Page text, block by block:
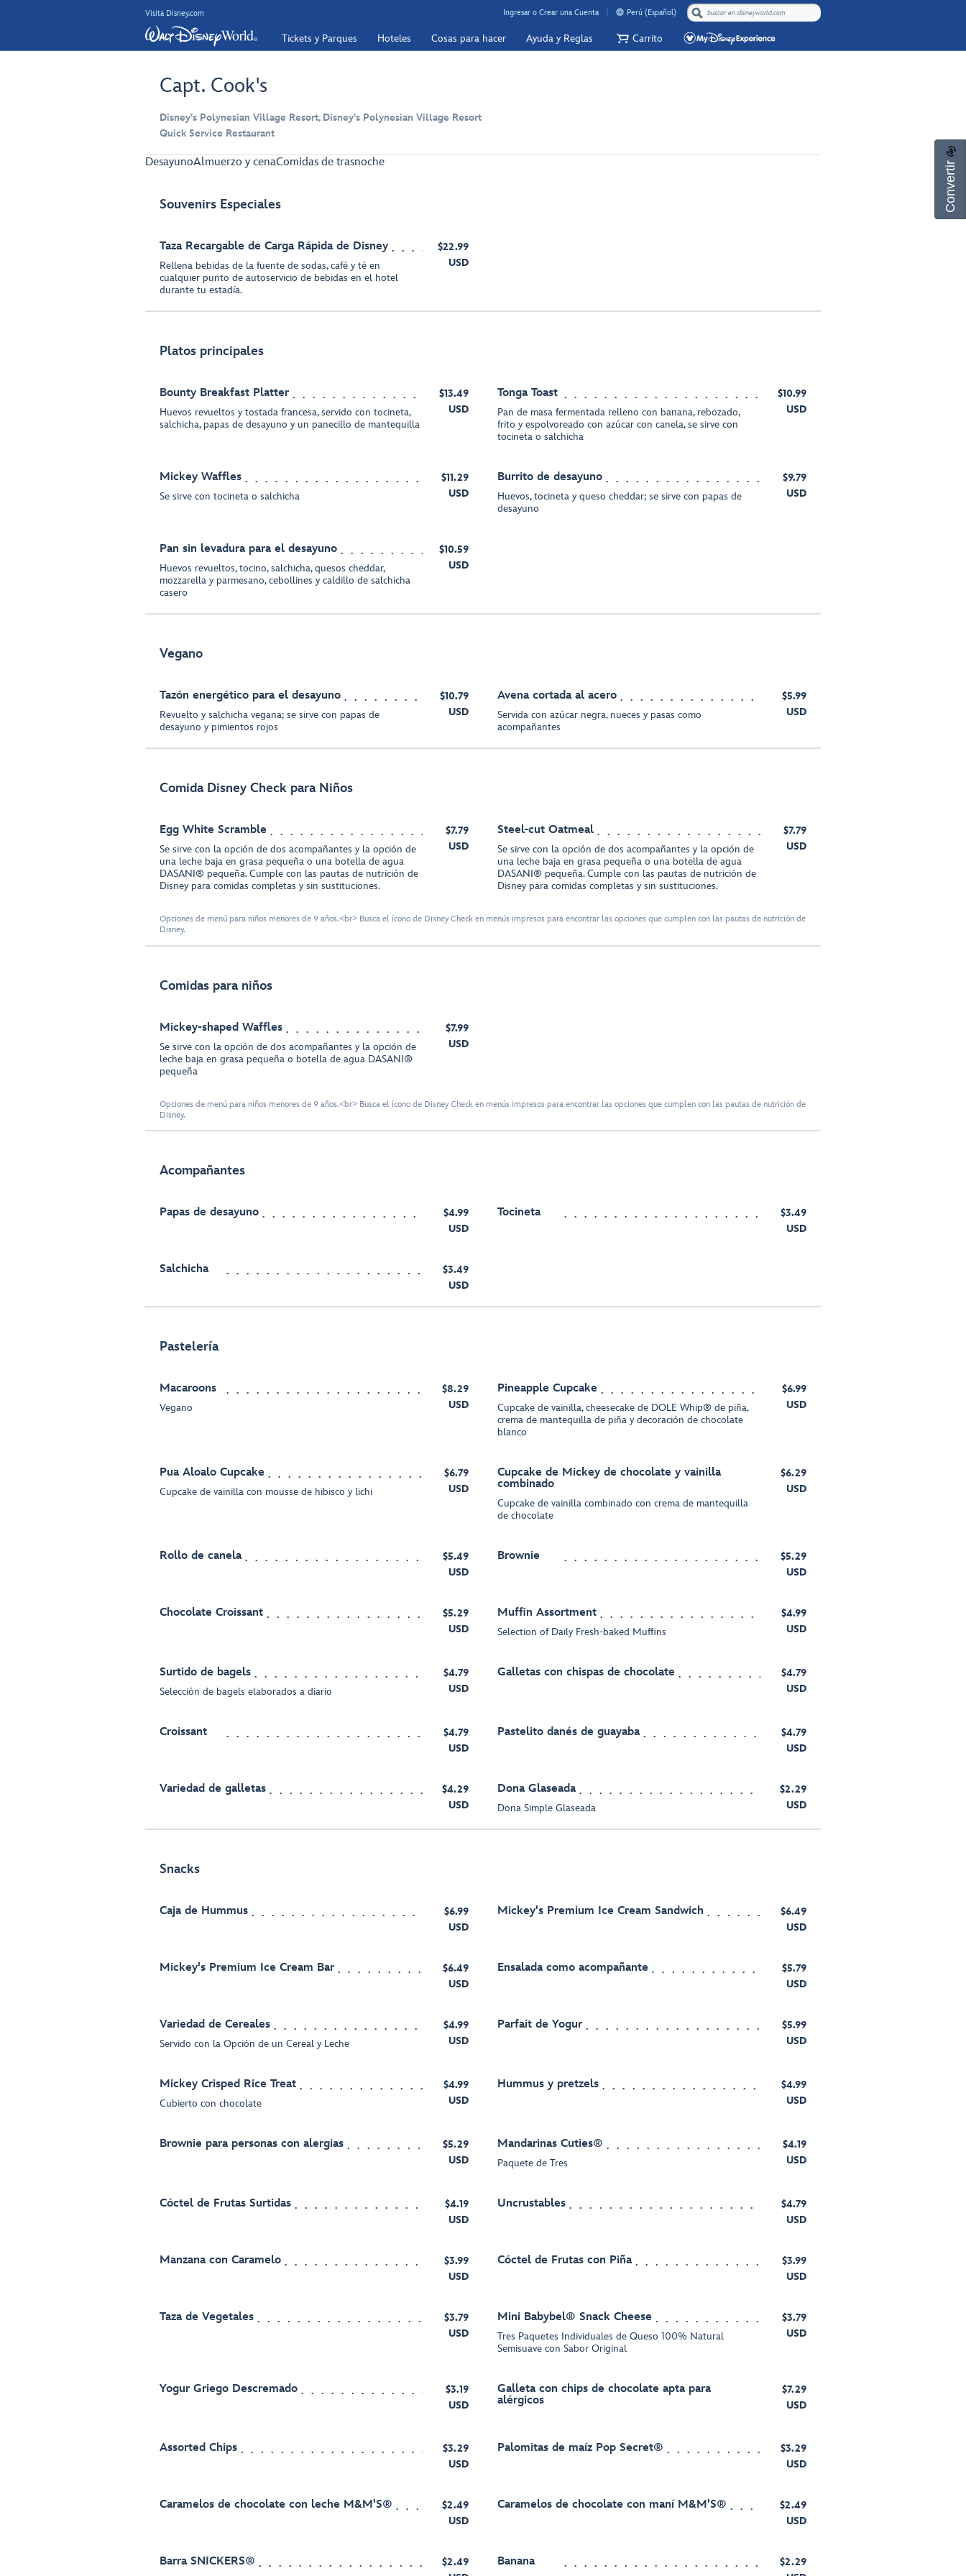
Visita Disney.com Ingresar o Crear una Cuenta Perú (Español)
Tickets y Parques Hoteles Cosas para hacer Ayuda y Reglas Carrito
Capt. Cook's
Disney's Polynesian Village Resort, Disney's Polynesian Village Resort
Quick Service Restaurant
DesayunoAlmuerzo y cenaComidas de trasnoche
Souvenirs Especiales
Taza Recargable de Carga Rápida de Disney
Rellena bebidas de la fuente de sodas, café y té en
cualquier punto de autoservicio de bebidas en el hotel
durante tu estadía.
$22.99
USD
Platos principales
Bounty Breakfast Platter
Huevos revueltos y tostada francesa, servido con tocineta,
salchicha, papas de desayuno y un panecillo de mantequilla
$13.49
USD
Tonga Toast
Pan de masa fermentada relleno con banana, rebozado,
frito y espolvoreado con azúcar con canela, se sirve con
tocineta o salchicha
$10.99
USD
Mickey Waffles
Se sirve con tocineta o salchicha
$11.29
USD
Burrito de desayuno
Huevos, tocineta y queso cheddar; se sirve con papas de
desayuno
$9.79
USD
Pan sin levadura para el desayuno
Huevos revueltos, tocino, salchicha, quesos cheddar,
mozzarella y parmesano, cebollines y caldillo de salchicha
casero
$10.59
USD
Vegano
Tazón energético para el desayuno
Revuelto y salchicha vegana; se sirve con papas de
desayuno y pimientos rojos
$10.79
USD
Avena cortada al acero
Servida con azúcar negra, nueces y pasas como
acompañantes
$5.99
USD
Comida Disney Check para Niños
Egg White Scramble
Se sirve con la opción de dos acompañantes y la opción de
una leche baja en grasa pequeña o una botella de agua
DASANI® pequeña. Cumple con las pautas de nutrición de
Disney para comidas completas y sin sustituciones.
$7.79
USD
Steel-cut Oatmeal
Se sirve con la opción de dos acompañantes y la opción de
una leche baja en grasa pequeña o una botella de agua
DASANI® pequeña. Cumple con las pautas de nutrición de
Disney para comidas completas y sin sustituciones.
$7.79
USD
Opciones de menú para niños menores de 9 años.<br> Busca el ícono de Disney Check en menús impresos para encontrar las opciones que cumplen con las pautas de nutrición de
Disney.
Comidas para niños
Mickey-shaped Waffles
Se sirve con la opción de dos acompañantes y la opción de
leche baja en grasa pequeña o botella de agua DASANI®
pequeña
$7.99
USD
Opciones de menú para niños menores de 9 años.<br> Busca el ícono de Disney Check en menús impresos para encontrar las opciones que cumplen con las pautas de nutrición de
Disney.
Acompañantes
Papas de desayuno
$4.99
USD
Tocineta
$3.49
USD
Salchicha
$3.49
USD
Pastelería
Macaroons
Vegano
$8.29
USD
Pineapple Cupcake
Cupcake de vainilla, cheesecake de DOLE Whip® de piña,
crema de mantequilla de piña y decoración de chocolate
blanco
$6.99
USD
Pua Aloalo Cupcake
Cupcake de vainilla con mousse de hibisco y lichi
$6.79
USD
Cupcake de Mickey de chocolate y vainilla
combinado
Cupcake de vainilla combinado con crema de mantequilla
de chocolate
$6.29
USD
Rollo de canela
$5.49
USD
Brownie
$5.29
USD
Chocolate Croissant
$5.29
USD
Muffin Assortment
Selection of Daily Fresh-baked Muffins
$4.99
USD
Surtido de bagels
Selección de bagels elaborados a diario
$4.79
USD
Galletas con chispas de chocolate
$4.79
USD
Croissant
$4.79
USD
Pastelito danés de guayaba
$4.79
USD
Variedad de galletas
$4.29
USD
Dona Glaseada
Dona Simple Glaseada
$2.29
USD
Snacks
Caja de Hummus
$6.99
USD
Mickey's Premium Ice Cream Sandwich
$6.49
USD
Mickey's Premium Ice Cream Bar
$6.49
USD
Ensalada como acompañante
$5.79
USD
Variedad de Cereales
Servido con la Opción de un Cereal y Leche
$4.99
USD
Parfait de Yogur
$5.99
USD
Mickey Crisped Rice Treat
Cubierto con chocolate
$4.99
USD
Hummus y pretzels
$4.99
USD
Brownie para personas con alergias
$5.29
USD
Mandarinas Cuties®
Paquete de Tres
$4.19
USD
Cóctel de Frutas Surtidas
$4.19
USD
Uncrustables
$4.79
USD
Manzana con Caramelo
$3.99
USD
Cóctel de Frutas con Piña
$3.99
USD
Taza de Vegetales
$3.79
USD
Mini Babybel® Snack Cheese
Tres Paquetes Individuales de Queso 100% Natural
Semisuave con Sabor Original
$3.79
USD
Yogur Griego Descremado
$3.19
USD
Galleta con chips de chocolate apta para
alérgicos
$7.29
USD
Assorted Chips
$3.29
USD
Palomitas de maíz Pop Secret®
$3.29
USD
Caramelos de chocolate con leche M&M'S®
$2.49
USD
Caramelos de chocolate con maní M&M'S®
$2.49
USD
Barra SNICKERS®
$2.49
Banana
$2.29
Convertir